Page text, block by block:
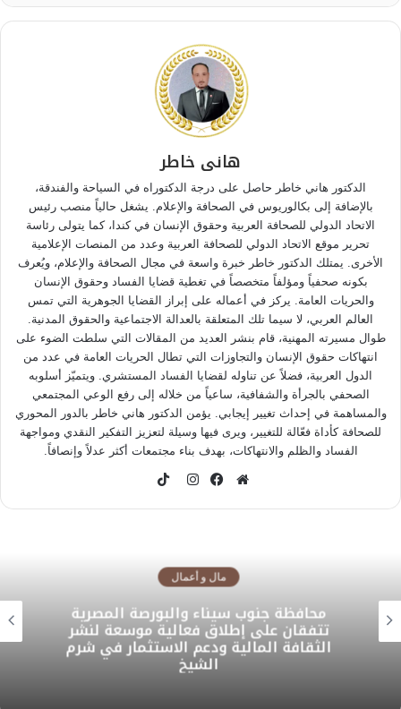
هانى خاطر
الدكتور هاني خاطر حاصل على درجة الدكتوراه في السياحة والفندقة،
بالإضافة إلى بكالوريوس في الصحافة والإعلام. يشغل حالياً منصب رئيس
الاتحاد الدولي للصحافة العربية وحقوق الإنسان في كندا، كما يتولى رئاسة
تحرير موقع الاتحاد الدولي للصحافة العربية وعدد من المنصات الإعلامية
الأخرى. يمتلك الدكتور خاطر خبرة واسعة في مجال الصحافة والإعلام، ويُعرف
بكونه صحفياً ومؤلفاً متخصصاً في تغطية قضايا الفساد وحقوق الإنسان
والحريات العامة. يركز في أعماله على إبراز القضايا الجوهرية التي تمس
العالم العربي، لا سيما تلك المتعلقة بالعدالة الاجتماعية والحقوق المدنية.
طوال مسيرته المهنية، قام بنشر العديد من المقالات التي سلطت الضوء على
انتهاكات حقوق الإنسان والتجاوزات التي تطال الحريات العامة في عدد من
الدول العربية، فضلاً عن تناوله لقضايا الفساد المستشري. ويتميّز أسلوبه
الصحفي بالجرأة والشفافية، ساعياً من خلاله إلى رفع الوعي المجتمعي
والمساهمة في إحداث تغيير إيجابي. يؤمن الدكتور هاني خاطر بالدور المحوري
للصحافة كأداة فعّالة للتغيير، ويرى فيها وسيلة لتعزيز التفكير النقدي ومواجهة
الفساد والظلم والانتهاكات، بهدف بناء مجتمعات أكثر عدلاً وإنصافاً.
مال و أعمال
محافظة جنوب سيناء والبورصة المصرية
تتفقان على إطلاق فعالية موسعة لنشر
الثقافة المالية ودعم الاستثمار في شرم
الشيخ